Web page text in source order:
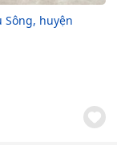
Sông, huyện